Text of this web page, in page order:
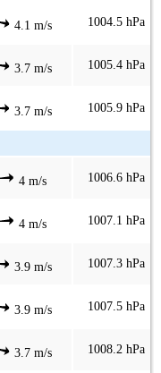
4.1 m/s 1004.5 hPa
3.7 m/s 1005.4 hPa
3.7 m/s 1005.9 hPa
4 m/s 1006.6 hPa
4 m/s 1007.1 hPa
3.9 m/s 1007.3 hPa
3.9 m/s 1007.5 hPa
3.7 m/s 1008.2 hPa